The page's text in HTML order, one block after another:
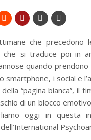
che
che si traduce poi in
quando
smartphone, i social e
“pagina bianca”,
di un blocco
oggi in questa